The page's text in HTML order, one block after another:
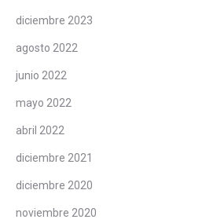
diciembre 2023
agosto 2022
junio 2022
mayo 2022
abril 2022
diciembre 2021
diciembre 2020
noviembre 2020